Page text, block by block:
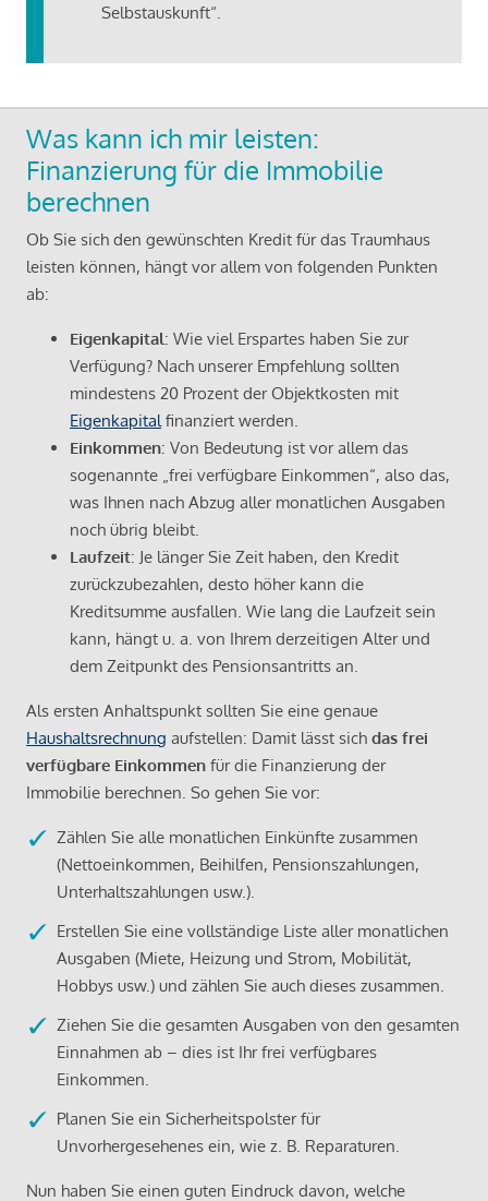
Selbstauskunft“.
Was kann ich mir leisten:
Finanzierung für die Immobilie
berechnen
Ob Sie sich den gewünschten Kredit für das Traumhaus
leisten können, hängt vor allem von folgenden Punkten
ab:
Eigenkapital: Wie viel Erspartes haben Sie zur
Verfügung? Nach unserer Empfehlung sollten
mindestens 20 Prozent der Objektkosten mit
Eigenkapital finanziert werden.
Einkommen: Von Bedeutung ist vor allem das
sogenannte „frei verfügbare Einkommen“, also das,
was Ihnen nach Abzug aller monatlichen Ausgaben
noch übrig bleibt.
Laufzeit: Je länger Sie Zeit haben, den Kredit
zurückzubezahlen, desto höher kann die
Kreditsumme ausfallen. Wie lang die Laufzeit sein
kann, hängt u. a. von Ihrem derzeitigen Alter und
dem Zeitpunkt des Pensionsantritts an.
Als ersten Anhaltspunkt sollten Sie eine genaue
Haushaltsrechnung aufstellen: Damit lässt sich das frei
verfügbare Einkommen für die Finanzierung der
Immobilie berechnen. So gehen Sie vor:
Zählen Sie alle monatlichen Einkünfte zusammen
(Nettoeinkommen, Beihilfen, Pensionszahlungen,
Unterhaltszahlungen usw.).
Erstellen Sie eine vollständige Liste aller monatlichen
Ausgaben (Miete, Heizung und Strom, Mobilität,
Hobbys usw.) und zählen Sie auch dieses zusammen.
Ziehen Sie die gesamten Ausgaben von den gesamten
Einnahmen ab – dies ist Ihr frei verfügbares
Einkommen.
Planen Sie ein Sicherheitspolster für
Unvorhergesehenes ein, wie z. B. Reparaturen.
Nun haben Sie einen guten Eindruck davon, welche